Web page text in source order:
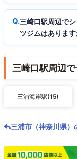
三崎口駅周辺で
ツジムはあります
三崎口駅周辺
三浦海岸駅(15)
三浦市（神奈川県）